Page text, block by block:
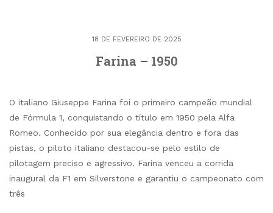
18 DE FEVEREIRO DE 2025
Farina – 1950
O italiano Giuseppe Farina foi o primeiro campeão mundial
de Fórmula 1, conquistando o título em 1950 pela Alfa
Romeo. Conhecido por sua elegância dentro e fora das
pistas, o piloto italiano destacou-se pelo estilo de
pilotagem preciso e agressivo. Farina venceu a corrida
inaugural da F1 em Silverstone e garantiu o campeonato com
três